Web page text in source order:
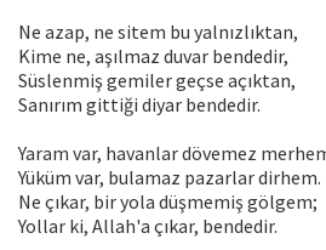
Ne azap, ne sitem bu yalnızlıktan,
Kime ne, aşılmaz duvar bendedir,
Süslenmiş gemiler geçse açıktan,
Sanırım gittiği diyar bendedir.
Yaram var, havanlar dövemez
Yüküm var, bulamaz pazarlar dirhem.
Ne çıkar, bir yola düşmemiş gölgem;
Yollar ki, Allah'a çıkar, bendedir.